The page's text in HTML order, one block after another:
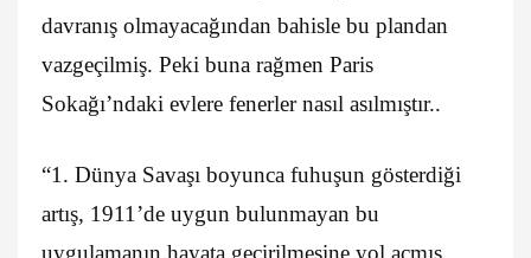
davranış olmayacağından bahisle bu plandan
vazgeçilmiş. Peki buna rağmen Paris
Sokağı’ndaki evlere fenerler nasıl asılmıştır..
“1. Dünya Savaşı boyunca fuhuşun gösterdiği
artış, 1911’de uygun bulunmayan bu
uygulamanın hayata geçirilmesine yol açmış